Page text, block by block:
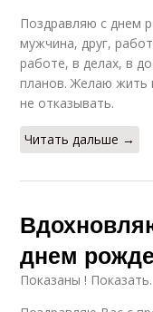
Поздравляю с днем
мужчина, друг,
работе, в делах, в
планов. Желаю жить
не отказывать.
Читать дальше →
днем
Показаны ! Показать.